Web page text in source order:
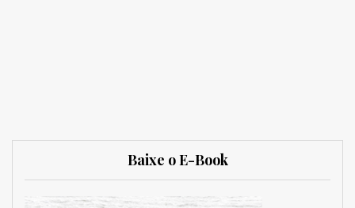
Baixe o E-Book